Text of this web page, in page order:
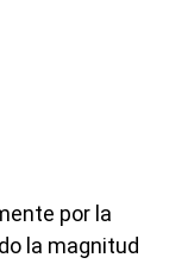
por la
la magnitud